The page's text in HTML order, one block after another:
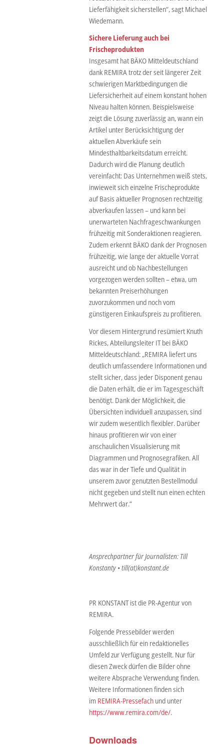
Lieferfähigkeit sicherstellen“, sagt Michael
Wiedemann.
Sichere Lieferung auch bei
Frischeprodukten
Insgesamt hat BÄKO Mitteldeutschland
dank REMIRA trotz der seit längerer Zeit
schwierigen Marktbedingungen die
Liefersicherheit auf einem konstant hohen
Niveau halten können. Beispielsweise
zeigt die Lösung zuverlässig an, wann ein
Artikel unter Berücksichtigung der
aktuellen Abverkäufe sein
Mindesthaltbarkeitsdatum erreicht.
Dadurch wird die Planung deutlich
vereinfacht: Das Unternehmen weiß stets,
inwieweit sich einzelne Frischeprodukte
auf Basis aktueller Prognosen rechtzeitig
abverkaufen lassen – und kann bei
unerwarteten Nachfrageschwankungen
frühzeitig mit Sonderaktionen reagieren.
Zudem erkennt BÄKO dank der Prognosen
frühzeitig, wie lange der aktuelle Vorrat
ausreicht und ob Nachbestellungen
vorgezogen werden sollten – etwa, um
bekannten Preiserhöhungen
zuvorzukommen und noch vom
günstigeren Einkaufspreis zu profitieren.
Vor diesem Hintergrund resümiert Knuth
Rickes, Abteilungsleiter IT bei BÄKO
Mitteldeutschland: „REMIRA liefert uns
deutlich umfassendere Informationen und
stellt sicher, dass jeder Disponent genau
die Daten erhält, die er im Tagesgeschäft
benötigt. Dank der Möglichkeit, die
Übersichten individuell anzupassen, sind
wir zudem wesentlich flexibler. Darüber
hinaus profitieren wir von einer
anschaulichen Visualisierung mit
Diagrammen und Prognosegrafiken. All
das war in der Tiefe und Qualität in
unserem zuvor genutzten Bestellmodul
nicht gegeben und stellt nun einen echten
Mehrwert dar.“
Ansprechpartner für Journalisten: Till
Konstanty • till(at)konstant.de
PR KONSTANT ist die PR-Agentur von
REMIRA.
Folgende Pressebilder werden
ausschließlich für ein redaktionelles
Umfeld zur Verfügung gestellt. Nur für
diesen Zweck dürfen die Bilder ohne
weitere Absprache Verwendung finden.
Weitere Informationen finden sich
im REMIRA-Pressefachund unter
https://www.remira.com/de/.
Downloads